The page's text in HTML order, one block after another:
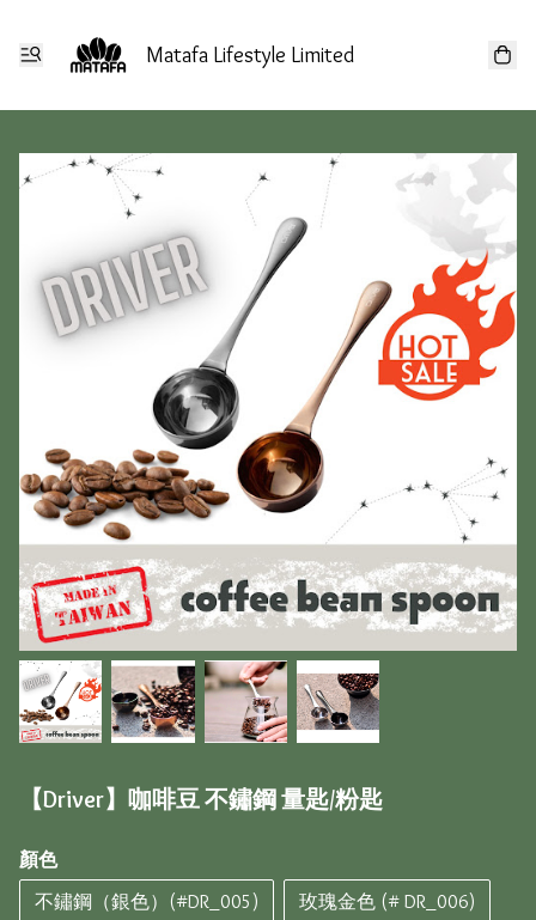
Matafa Lifestyle Limited
【Driver】咖啡豆 不鏽鋼 量匙/粉匙
顏色
不鏽鋼（銀色）(#DR_005)
玫瑰金色 (# DR_006)